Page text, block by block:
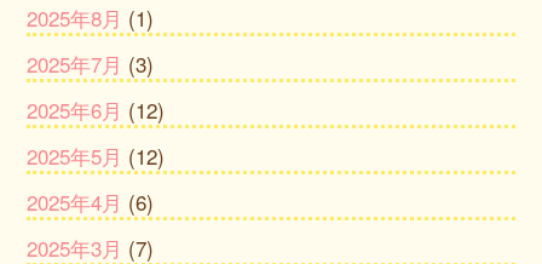
2025年8月 (1)
2025年7月 (3)
2025年6月 (12)
2025年5月 (12)
2025年4月 (6)
2025年3月 (7)